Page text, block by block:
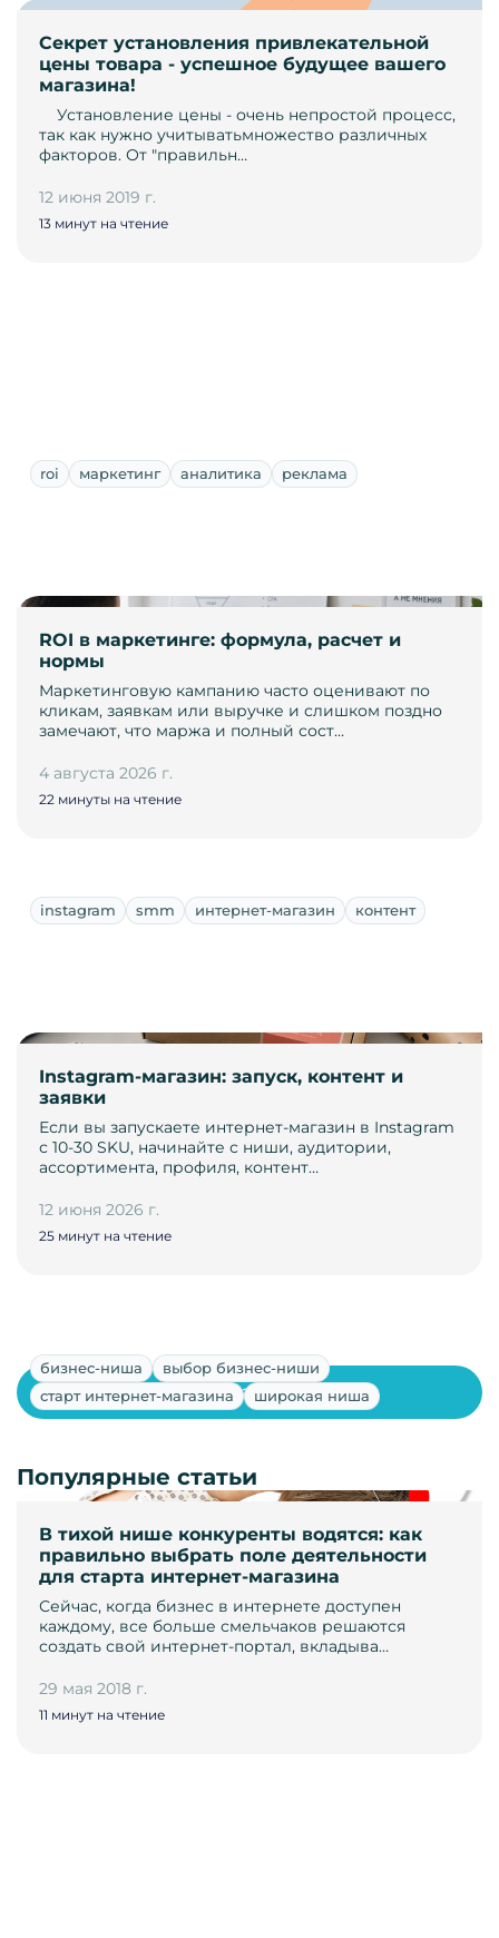
Секрет установления привлекательной
цены товара - успешное будущее вашего
магазина!
­ ­ ­ ­ Установление цены - ­очень непростой процесс,
так как нужно учитывать­множество различных
факторов. От "правильн…
12 июня 2019 г.
13 минут на чтение
roi маркетинг аналитика реклама
ROI в маркетинге: формула, расчет и
нормы
Маркетинговую кампанию часто оценивают по
кликам, заявкам или выручке и слишком поздно
замечают, что маржа и полный сост…
4 августа 2026 г.
22 минуты на чтение
instagram smm интернет-магазин контент
Instagram-магазин: запуск, контент и
заявки
Если вы запускаете интернет-магазин в Instagram
с 10-30 SKU, начинайте с ниши, аудитории,
ассортимента, профиля, контент…
12 июня 2026 г.
25 минут на чтение
бизнес-ниша
выбор бизнес-ниши
старт интернет-магазина
широкая ниша
В тихой нише конкуренты водятся: как
правильно выбрать поле деятельности
для старта интернет-магазина
Сейчас, когда бизнес в интернете доступен
каждому, все больше смельчаков решаются
создать свой интернет-портал, вкладыва…
29 мая 2018 г.
11 минут на чтение
Показать ещё
Популярные статьи